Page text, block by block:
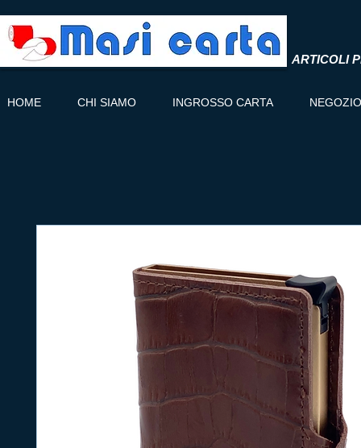
ARTICOLI
HOME CHI SIAMO INGROSSO CARTA NEGOZIO